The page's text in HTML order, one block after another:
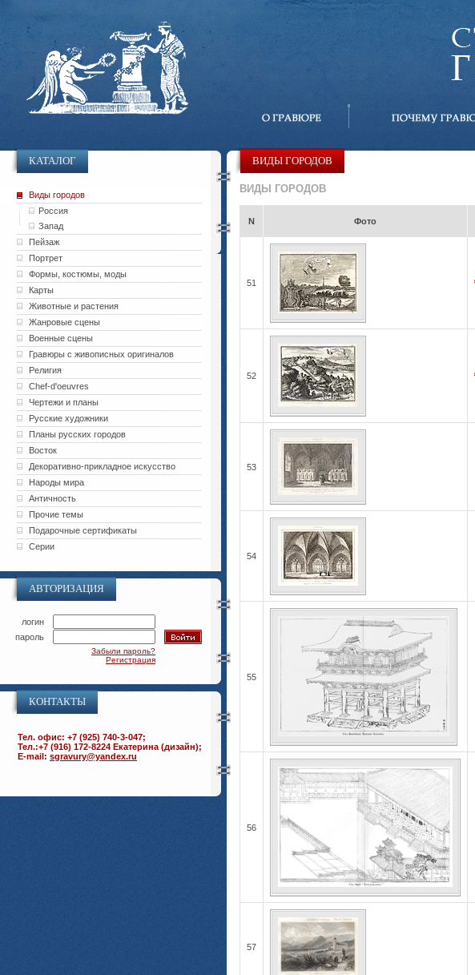
КАТАЛОГ
Виды городов
Россия
Запад
Пейзаж
Портрет
Формы, костюмы, моды
Карты
Животные и растения
Жанровые сцены
Военные сцены
Гравюры с живописных оригиналов
Религия
Chef-d'oeuvres
Чертежи и планы
Русские художники
Планы русских городов
Восток
Декоративно-прикладное искусство
Народы мира
Античность
Прочие темы
Подарочные сертификаты
Серии
АВТОРИЗАЦИЯ
логин
пароль
Забыли пароль?
Регистрация
КОНТАКТЫ
Тел. офис: +7 (925) 740-3-047;
Тел.:+7 (916) 172-8224 Екатерина (дизайн);
E-mail: sgravury@yandex.ru
ВИДЫ ГОРОДОВ
ВИДЫ ГОРОДОВ
N Фото
51
52
53
54
55
56
57